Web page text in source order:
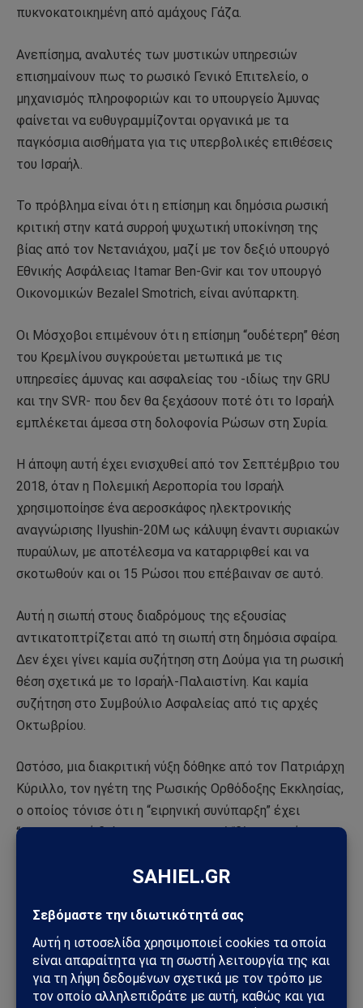
πυκνοκατοικημένη από αμάχους Γάζα.
Ανεπίσημα, αναλυτές των μυστικών υπηρεσιών
επισημαίνουν πως το ρωσικό Γενικό Επιτελείο, ο
μηχανισμός πληροφοριών και το υπουργείο Άμυνας
φαίνεται να ευθυγραμμίζονται οργανικά με τα
παγκόσμια αισθήματα για τις υπερβολικές επιθέσεις
του Ισραήλ.
Το πρόβλημα είναι ότι η επίσημη και δημόσια ρωσική
κριτική στην κατά συρροή ψυχωτική υποκίνηση της
βίας από τον Νετανιάχου, μαζί με τον δεξιό υπουργό
Εθνικής Ασφάλειας Itamar Ben-Gvir και τον υπουργό
Οικονομικών Bezalel Smotrich, είναι ανύπαρκτη.
Οι Μόσχοβοι επιμένουν ότι η επίσημη “ουδέτερη” θέση
του Κρεμλίνου συγκρούεται μετωπικά με τις
υπηρεσίες άμυνας και ασφαλείας του -ιδίως την GRU
και την SVR- που δεν θα ξεχάσουν ποτέ ότι το Ισραήλ
εμπλέκεται άμεσα στη δολοφονία Ρώσων στη Συρία.
Η άποψη αυτή έχει ενισχυθεί από τον Σεπτέμβριο του
2018, όταν η Πολεμική Αεροπορία του Ισραήλ
χρησιμοποίησε ένα αεροσκάφος ηλεκτρονικής
αναγνώρισης Ilyushin-20M ως κάλυψη έναντι συριακών
πυραύλων, με αποτέλεσμα να καταρριφθεί και να
σκοτωθούν και οι 15 Ρώσοι που επέβαιναν σε αυτό.
Αυτή η σιωπή στους διαδρόμους της εξουσίας
αντικατοπτρίζεται από τη σιωπή στη δημόσια σφαίρα.
Δεν έχει γίνει καμία συζήτηση στη Δούμα για τη ρωσική
θέση σχετικά με το Ισραήλ-Παλαιστίνη. Και καμία
συζήτηση στο Συμβούλιο Ασφαλείας από τις αρχές
Οκτωβρίου.
Ωστόσο, μια διακριτική νύξη δόθηκε από τον Πατριάρχη
Κύριλλο, τον ηγέτη της Ρωσικής Ορθόδοξης Εκκλησίας,
ο οποίος τόνισε ότι η “ειρηνική συνύπαρξη” έχει
“θρησκευτική διάσταση” και απαιτεί “δίκαιη ειρήνη”.
εξαγγελθείσα εθνοκάθαρση των “ανθρώπινων ζώων”
Κατά μήκος ορισμένων διαδρόμων κοντά στην εξουσία,
υπάρχει μια ανησυχητική φήμη για ένα περίπλοκο
παιχνίδι σκιών μεταξύΜόσχαςκαι Ουάσιγκτον, όπου οι